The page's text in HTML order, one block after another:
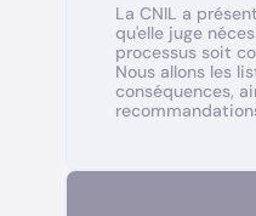
La CNIL a
qu'elle juge
processus soit
Nous allons les
conséquences,